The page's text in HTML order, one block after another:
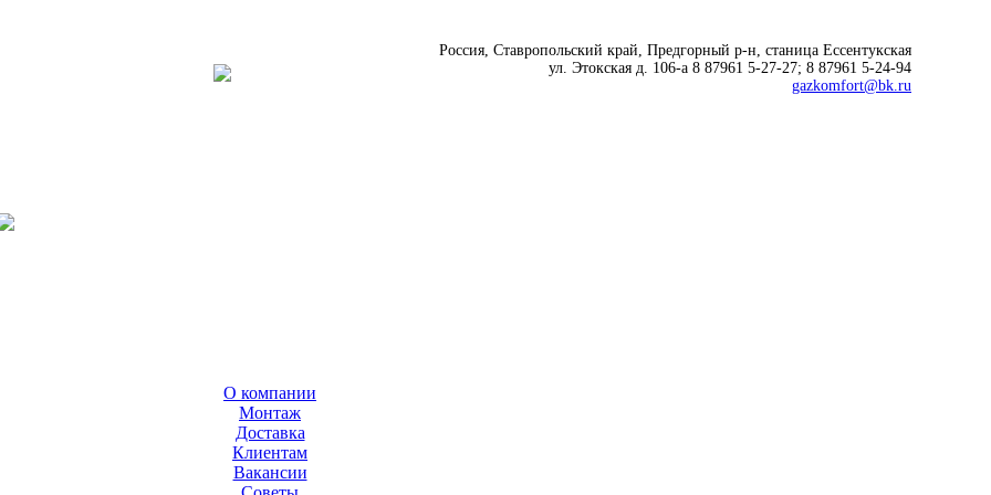
Россия, Ставропольский край, Предгорный р-н, cтаница Ессентукская
ул. Этокская д. 106-а 8 87961 5-27-27; 8 87961 5-24-94
gazkomfort@bk.ru
О компании
Монтаж
Доставка
Клиентам
Вакансии